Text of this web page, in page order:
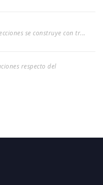
se construye con tr...
respecto del